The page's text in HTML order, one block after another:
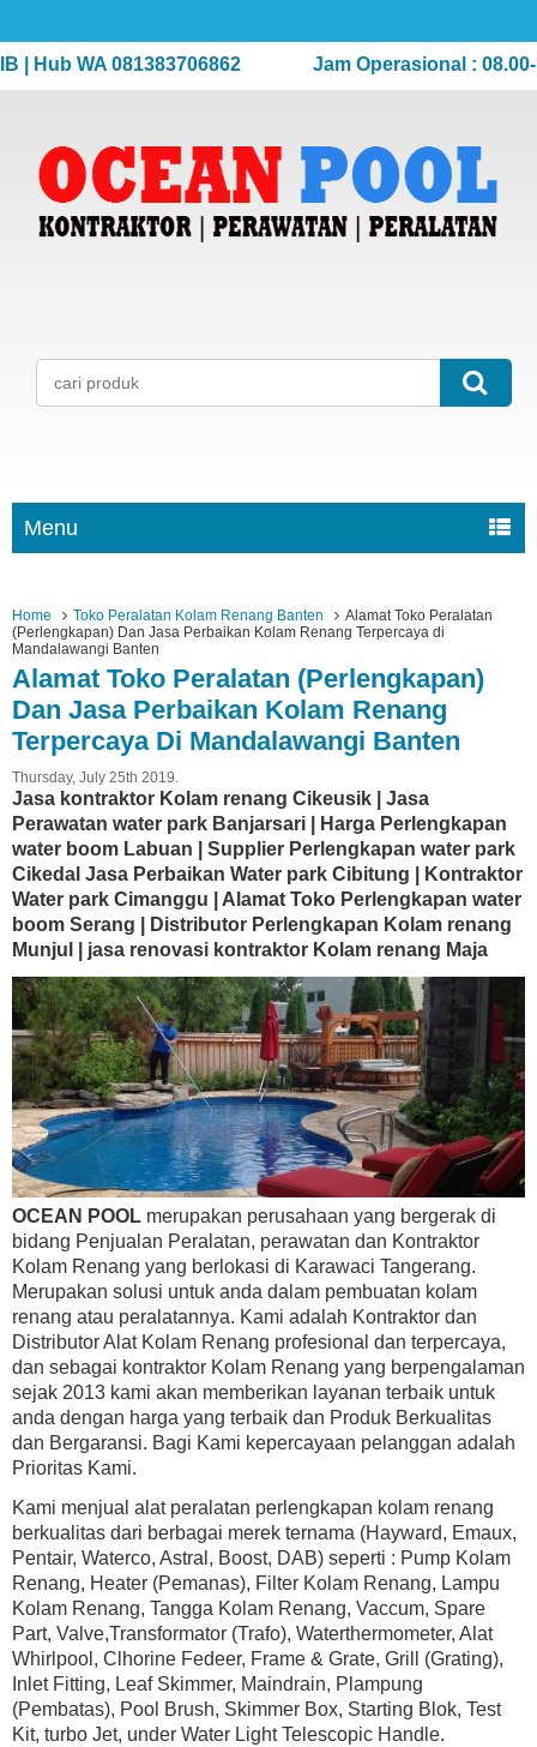
WA 081383706862 Jam Operasional : 08.00-
Menu
Home Toko Peralatan Kolam Renang Banten
Alamat Toko Peralatan
(Perlengkapan) Dan Jasa Perbaikan Kolam Renang Terpercaya di
Mandalawangi Banten
Alamat Toko Peralatan (Perlengkapan)
Dan Jasa Perbaikan Kolam Renang
Terpercaya Di Mandalawangi Banten
Thursday, July 25th 2019.
Jasa kontraktor Kolam renang Cikeusik | Jasa
Perawatan water park Banjarsari | Harga Perlengkapan
water boom Labuan | Supplier Perlengkapan water park
Cikedal Jasa Perbaikan Water park Cibitung | Kontraktor
Water park Cimanggu | Alamat Toko Perlengkapan water
boom Serang | Distributor Perlengkapan Kolam renang
Munjul | jasa renovasi kontraktor Kolam renang Maja
OCEAN POOL merupakan perusahaan yang bergerak di
bidang Penjualan Peralatan, perawatan dan Kontraktor
Kolam Renang yang berlokasi di Karawaci Tangerang.
Merupakan solusi untuk anda dalam pembuatan kolam
renang atau peralatannya. Kami adalah Kontraktor dan
Distributor Alat Kolam Renang profesional dan terpercaya,
dan sebagai kontraktor Kolam Renang yang berpengalaman
sejak 2013 kami akan memberikan layanan terbaik untuk
anda dengan harga yang terbaik dan Produk Berkualitas
dan Bergaransi. Bagi Kami kepercayaan pelanggan adalah
Prioritas Kami.
Kami menjual alat peralatan perlengkapan kolam renang
berkualitas dari berbagai merek ternama (Hayward, Emaux,
Pentair, Waterco, Astral, Boost, DAB) seperti : Pump Kolam
Renang, Heater (Pemanas), Filter Kolam Renang, Lampu
Kolam Renang, Tangga Kolam Renang, Vaccum, Spare
Part, Valve,Transformator (Trafo), Waterthermometer, Alat
Whirlpool, Clhorine Fedeer, Frame & Grate, Grill (Grating),
Inlet Fitting, Leaf Skimmer, Maindrain, Plampung
(Pembatas), Pool Brush, Skimmer Box, Starting Blok, Test
Kit, turbo Jet, under Water Light Telescopic Handle.